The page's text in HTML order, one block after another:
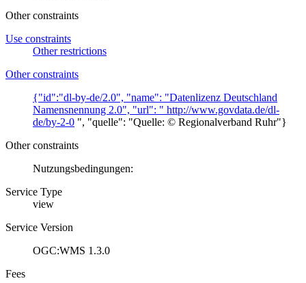
Other constraints
Use constraints
Other restrictions
Other constraints
{"id":"dl-by-de/2.0", "name": "Datenlizenz Deutschland
Namensnennung 2.0", "url": " http://www.govdata.de/dl-
de/by-2-0 ", "quelle": "Quelle: © Regionalverband Ruhr"}
Other constraints
Nutzungsbedingungen:
Service Type
view
Service Version
OGC:WMS 1.3.0
Fees